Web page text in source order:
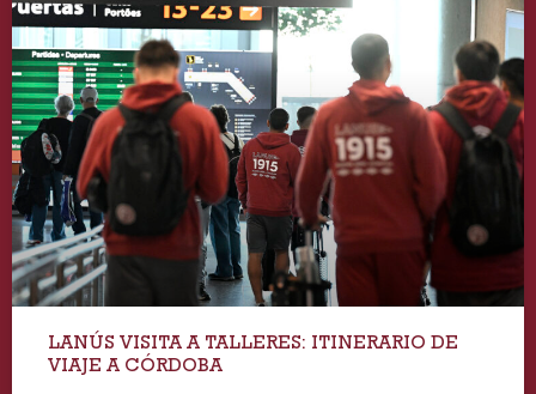
LANÚS VISITA A TALLERES: ITINERARIO DE
VIAJE A CÓRDOBA